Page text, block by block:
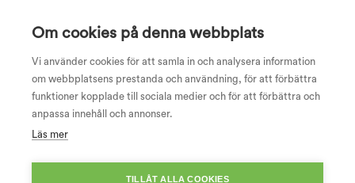
Youtube
Om cookies på denna webbplats
Vi använder cookies för att samla in och analysera information
om webbplatsens prestanda och användning, för att förbättra
funktioner kopplade till sociala medier och för att förbättra och
anpassa innehåll och annonser.
Läs mer
TILLÅT ALLA COOKIES